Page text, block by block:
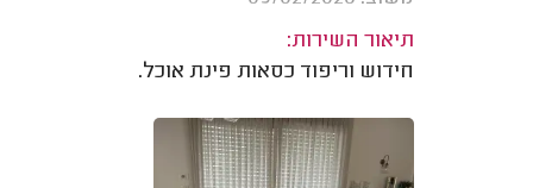
תיאור השירות:
חידוש וריפוד כסאות פינת אוכל.